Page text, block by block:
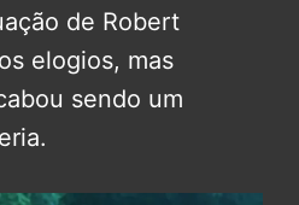
de Robert
elogios, mas
sendo um